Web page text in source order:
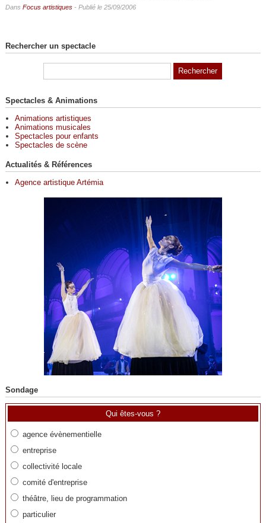
Dans Focus artistiques- Publié le 25/09/2006
Rechercher un spectacle
Spectacles & Animations
Animations artistiques
Animations musicales
Spectacles pour enfants
Spectacles de scène
Actualités & Références
Agence artistique Artémia
Sondage
Qui êtes-vous ?
agence évènementielle
entreprise
collectivité locale
comité d'entreprise
théâtre, lieu de programmation
particulier